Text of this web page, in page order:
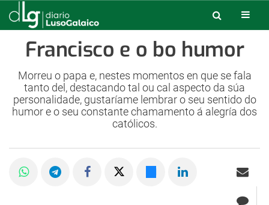
Francisco e o bo humor
Morreu o papa e, nestes momentos en que se fala
tanto del, destacando tal ou cal aspecto da súa
personalidade, gustaríame lembrar o seu sentido do
humor e o seu constante chamamento á alegría dos
católicos.